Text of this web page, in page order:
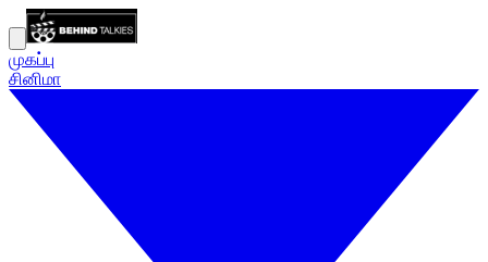
முகப்பு
சினிமா